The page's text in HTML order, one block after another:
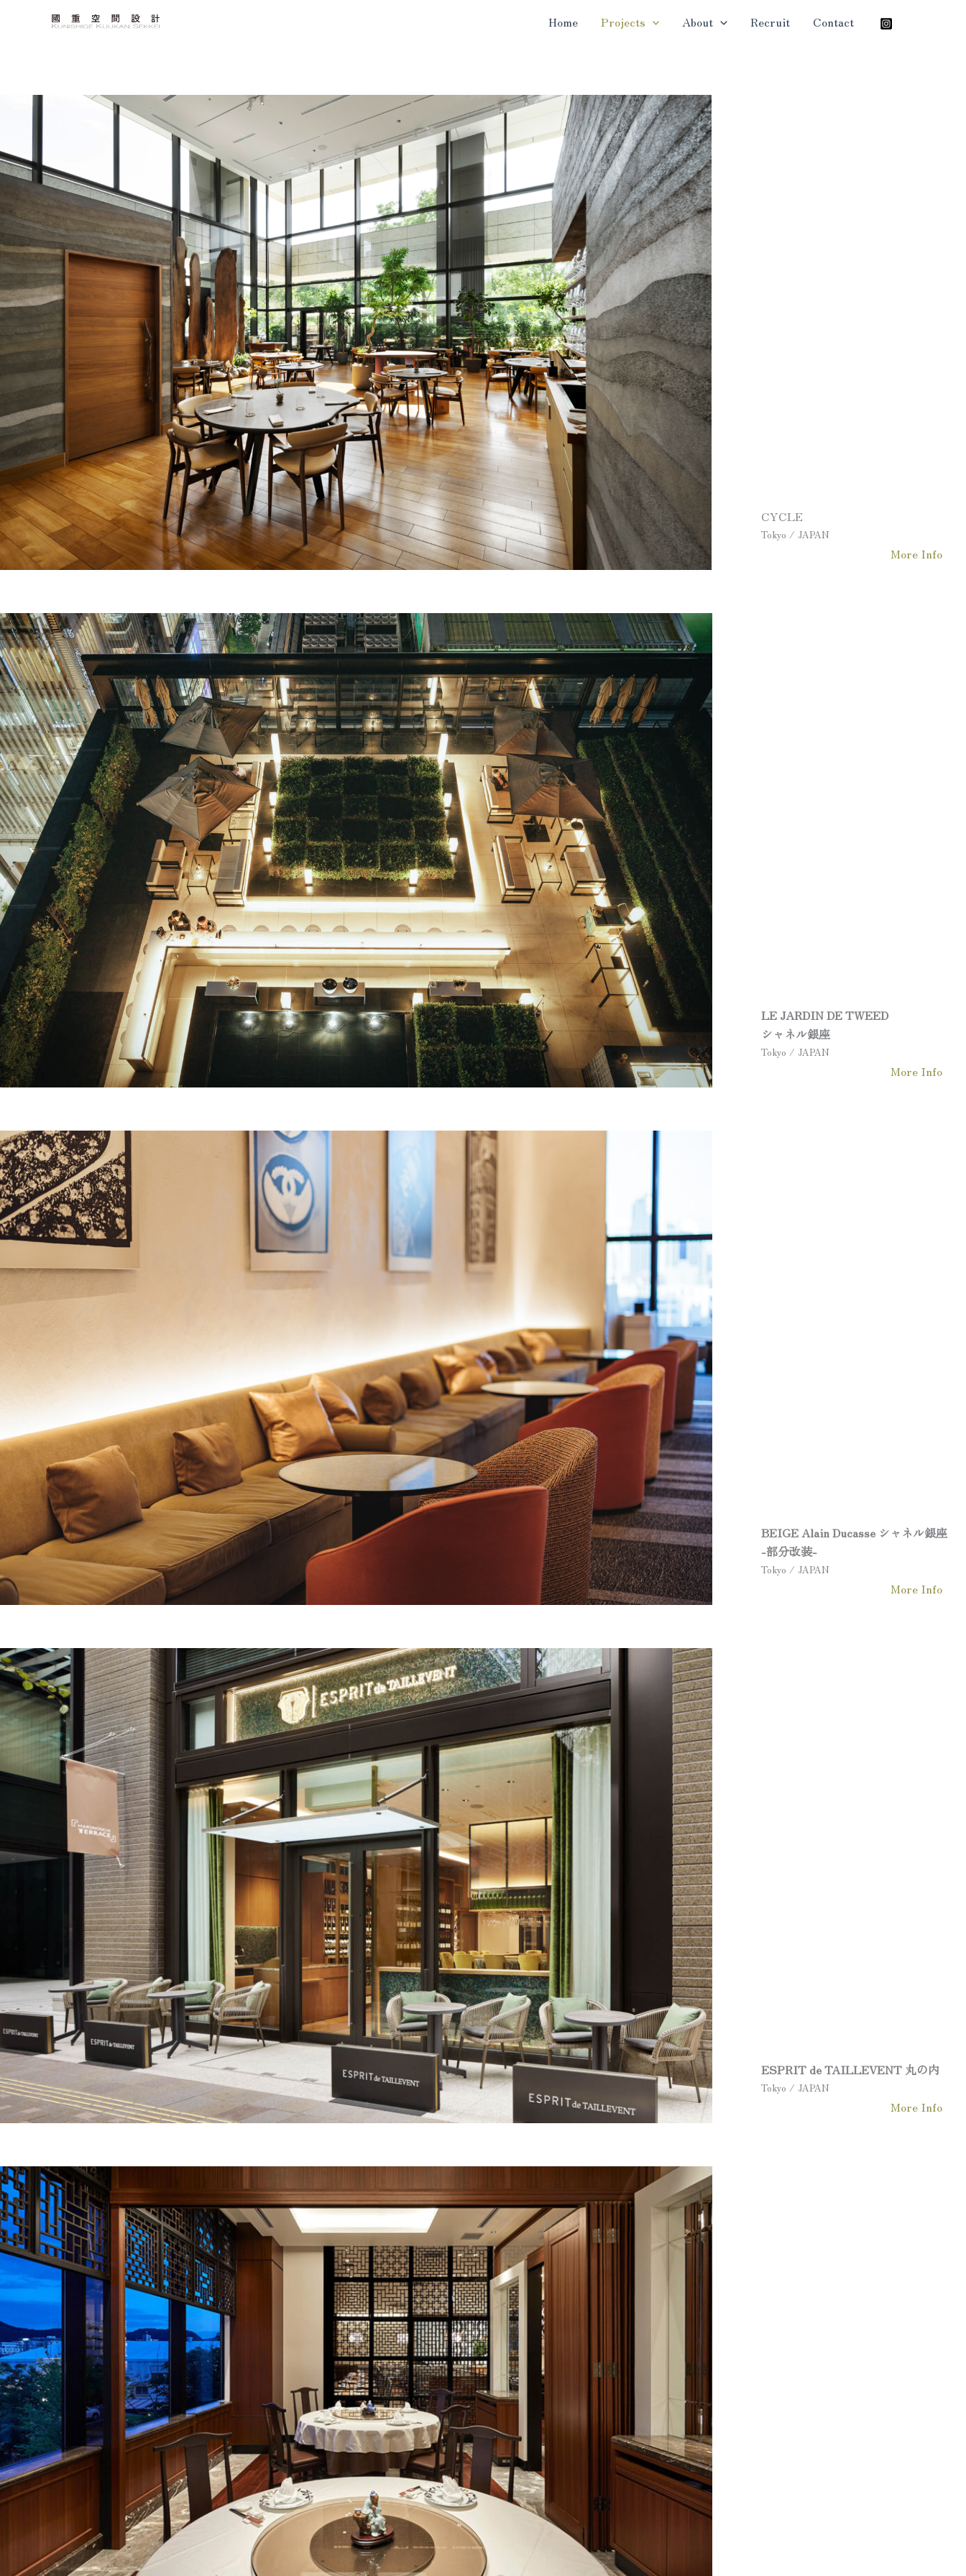
Home Projects About Recruit Contact
CYCLE
Tokyo / JAPAN
More Info
LE JARDIN DE TWEED
シャネル銀座
Tokyo / JAPAN
More Info
BEIGE Alain Ducasse シャネル銀座
-部分改装-
Tokyo / JAPAN
More Info
ESPRIT de TAILLEVENT 丸の内
Tokyo / JAPAN
More Info